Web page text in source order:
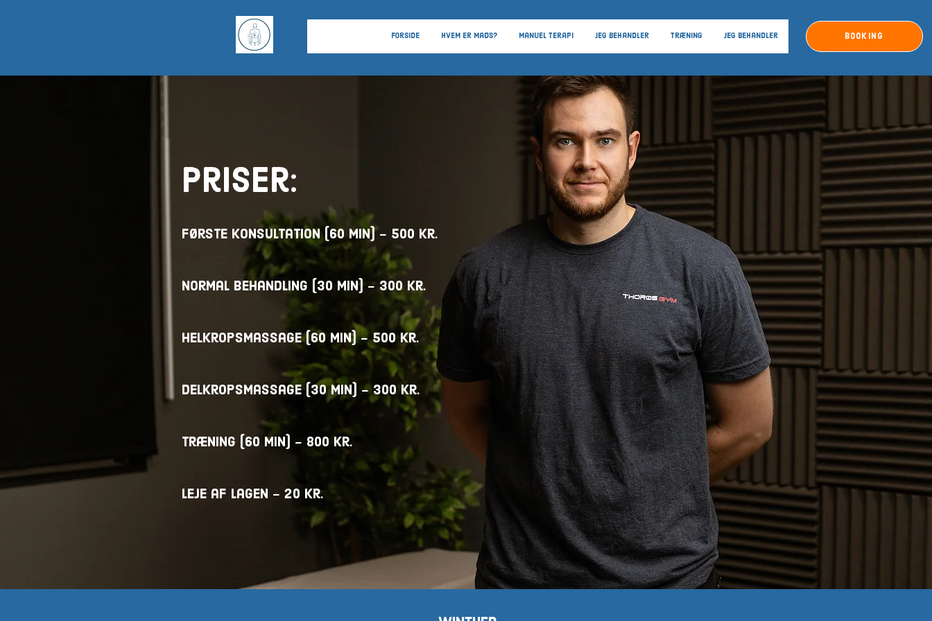
Forside Hvem er Mads? Manuel terapi Jeg behandler Træning Jeg behandler Booking
Priser:
Første konsultation (60 min) - 500 Kr.
Normal behandling (30 min) - 300 kr.
helkropsmassage (60 min) - 500 kr.
Delkropsmassage (30 min) - 300 kr.
Træning (60 min) - 800 kr.
Leje af lagen - 20 kr.